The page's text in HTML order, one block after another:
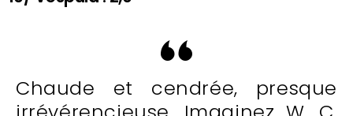
Chaude et cendrée, presque